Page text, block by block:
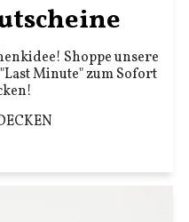
Shoppe unsere
Minute" zum Sofort